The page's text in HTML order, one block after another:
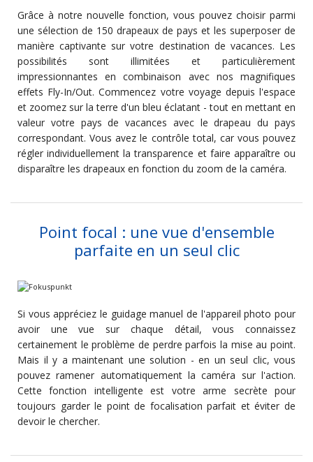
Grâce à notre nouvelle fonction, vous pouvez choisir parmi
une sélection de 150 drapeaux de pays et les superposer de
manière captivante sur votre destination de vacances. Les
possibilités sont illimitées et particulièrement
impressionnantes en combinaison avec nos magnifiques
effets Fly-In/Out. Commencez votre voyage depuis l'espace
et zoomez sur la terre d'un bleu éclatant - tout en mettant en
valeur votre pays de vacances avec le drapeau du pays
correspondant. Vous avez le contrôle total, car vous pouvez
régler individuellement la transparence et faire apparaître ou
disparaître les drapeaux en fonction du zoom de la caméra.
Point focal : une vue d'ensemble
parfaite en un seul clic
Si vous appréciez le guidage manuel de l'appareil photo pour
avoir une vue sur chaque détail, vous connaissez
certainement le problème de perdre parfois la mise au point.
Mais il y a maintenant une solution - en un seul clic, vous
pouvez ramener automatiquement la caméra sur l'action.
Cette fonction intelligente est votre arme secrète pour
toujours garder le point de focalisation parfait et éviter de
devoir le chercher.